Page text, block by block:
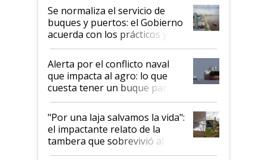
Se normaliza el servicio de
buques y puertos: el Gobierno
acuerda con los prácticos y
suspende el decreto de
desregulación
Alerta por el conflicto naval
que impacta al agro: lo que
cuesta tener un buque parado
y el peligro de que Argentina
pase a ser "país sucio"
"Por una laja salvamos la vida":
el impactante relato de la
tambera que sobrevivió al
tornado